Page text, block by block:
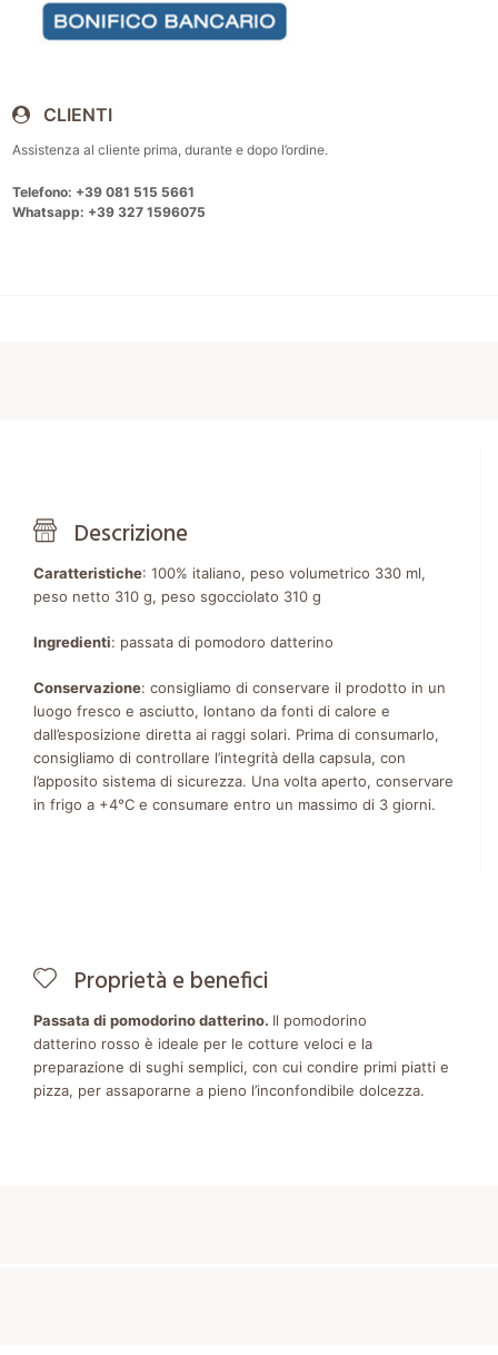
CLIENTI
Assistenza al cliente prima, durante e dopo l’ordine.
Telefono: +39 081 515 5661
Whatsapp: +39 327 1596075
Descrizione
Caratteristiche: 100% italiano, peso volumetrico 330 ml,
peso netto 310 g, peso sgocciolato 310 g
Ingredienti: passata di pomodoro datterino
Conservazione: consigliamo di conservare il prodotto in un
luogo fresco e asciutto, lontano da fonti di calore e
dall’esposizione diretta ai raggi solari. Prima di consumarlo,
consigliamo di controllare l’integrità della capsula, con
l’apposito sistema di sicurezza. Una volta aperto, conservare
in frigo a +4°C e consumare entro un massimo di 3 giorni.
Proprietà e benefici
Passata di pomodorino datterino. Il pomodorino
datterino rosso è ideale per le cotture veloci e la
preparazione di sughi semplici, con cui condire primi piatti e
pizza, per assaporarne a pieno l’inconfondibile dolcezza.